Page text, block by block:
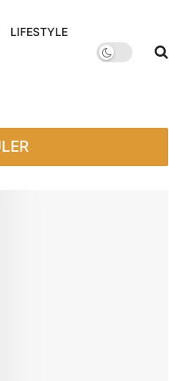
LIFESTYLE